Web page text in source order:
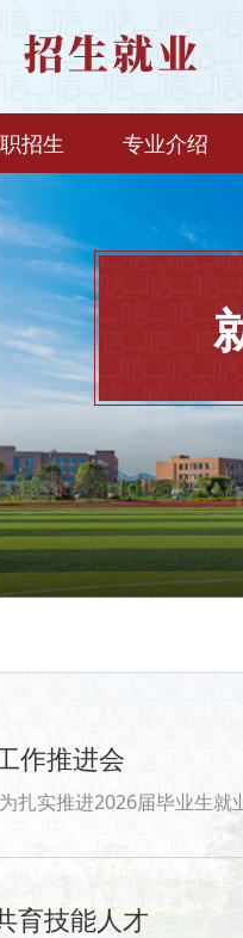
招生 专业介绍
作推进会
，学校在长寿校区立德楼1319会议室召开2026届毕业生就业工作
育技能人才